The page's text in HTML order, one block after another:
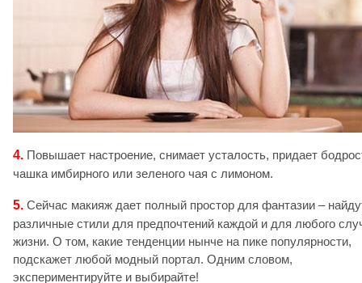
4. Повышает настроение, снимает усталость, придает
чашка имбирного или зеленого чая с лимоном.
5. Сейчас макияж дает полный простор для фантазии –
различные стили для предпочтений каждой и для любого
жизни. О том, какие тенденции нынче на пике популярности,
подскажет любой модный портал. Одним словом,
экспериментируйте и выбирайте!